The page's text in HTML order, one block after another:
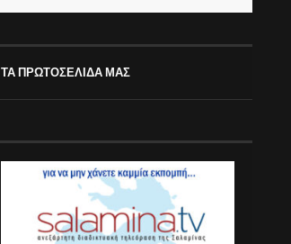
ΤΑ ΠΡΩΤΟΣΕΛΙΔΑ ΜΑΣ